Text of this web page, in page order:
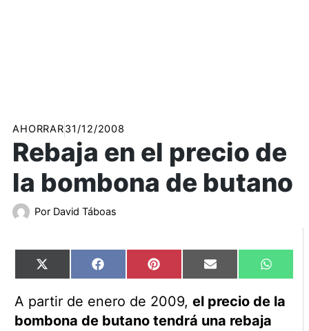
AHORRAR31/12/2008
Rebaja en el precio de
la bombona de butano
Por David Táboas
Compartir
en
X
(Twitter)
Compartir
en
Facebook Compartir
en
Pinterest Compartir
en
Email
en
A partir de enero de 2009, el precio de la
bombona de butano tendrá una rebaja